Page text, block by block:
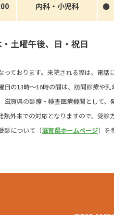
内科・ 小児科 ●
土曜午後、日・祝日
ております。来院される際は、電話
の13時～16時の間は、訪問診療や乳
滋賀県の診療・検査医療機関として、
熱外来での対応となりますので、受
診について（滋賀県ホームページ）を